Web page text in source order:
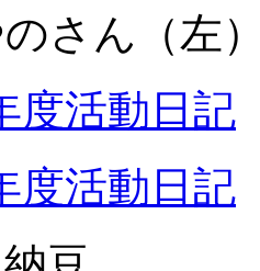
さん（左
度活動日記
度活動日記